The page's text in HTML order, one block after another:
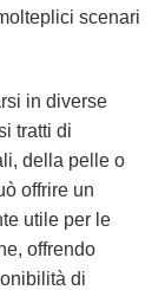
scenari
in diverse
tratti di
della pelle o
offrire un
utile per le
offrendo
di